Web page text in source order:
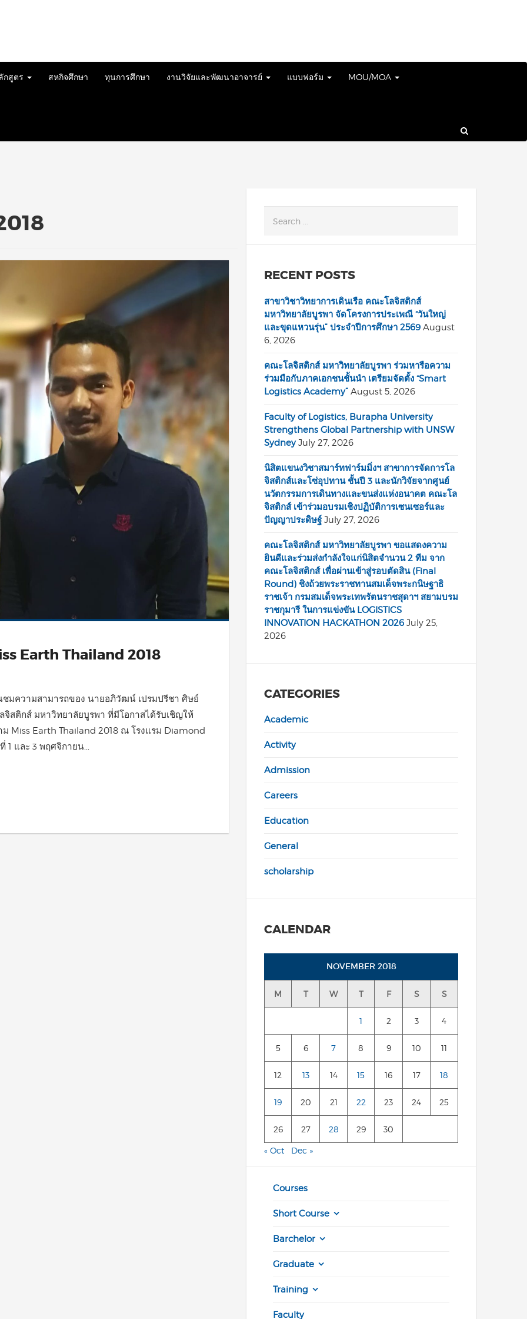
กสูตร สหกิจศึกษา ทุนการศึกษา งานวิจัยและพัฒนาอาจารย์ แบบฟอร์ม MOU/MOA
Earth Thailand 2018
มความสามารถของ นายอภิวัฒน์ เปรมปรีชา ศิษย์
จิสติกส์ มหาวิทยาลัยบูรพา ที่มีโอกาสได้รับเชิญให้
Miss Earth Thailand 2018 ณ โรงแรม Diamond
1 และ 3 พฤศจิกายน...
RECENT POSTS
สาขาวิชาวิทยาการเดินเรือ คณะโลจิสติกส์
มหาวิทยาลัยบูรพา จัดโครงการประเพณี “วันใหญ่
และขุดแหวนรุ่น” ประจำปีการศึกษา 2569 August
6, 2026
คณะโลจิสติกส์ มหาวิทยาลัยบูรพา ร่วมหารือความ
ร่วมมือกับภาคเอกชนชั้นนำ เตรียมจัดตั้ง “Smart
Logistics Academy” August 5, 2026
Faculty of Logistics, Burapha University
Strengthens Global Partnership with UNSW
Sydney July 27, 2026
นิสิตแขนงวิชาสมาร์ทฟาร์มมิ่งฯ สาขาการจัดการโล
จิสติกส์และโซ่อุปทาน ชั้นปี 3 และนักวิจัยจากศูนย์
นวัตกรรมการเดินทางและขนส่งแห่งอนาคต คณะโล
จิสติกส์ เข้าร่วมอบรมเชิงปฏิบัติการเซนเซอร์และ
ปัญญาประดิษฐ์ July 27, 2026
คณะโลจิสติกส์ มหาวิทยาลัยบูรพา ขอแสดงความ
ยินดีและร่วมส่งกำลังใจแก่นิสิตจำนวน 2 ทีม จาก
คณะโลจิสติกส์ เพื่อผ่านเข้าสู่รอบตัดสิน (Final
Round) ชิงถ้วยพระราชทานสมเด็จพระกนิษฐาธิ
ราชเจ้า กรมสมเด็จพระเทพรัตนราชสุดาฯ สยามบรม
ราชกุมารี ในการแข่งขัน LOGISTICS
INNOVATION HACKATHON 2026 July 25,
2026
CATEGORIES
Academic
Activity
Admission
Careers
Education
General
scholarship
CALENDAR
NOVEMBER 2018
M T W T F S S
1 2 3 4
5 6 7 8 9 10 11
12 13 14 15 16 17 18
19 20 21 22 23 24 25
26 27 28 29 30
« Oct Dec »
Courses
Short Course
Barchelor
Graduate
Training
Faculty